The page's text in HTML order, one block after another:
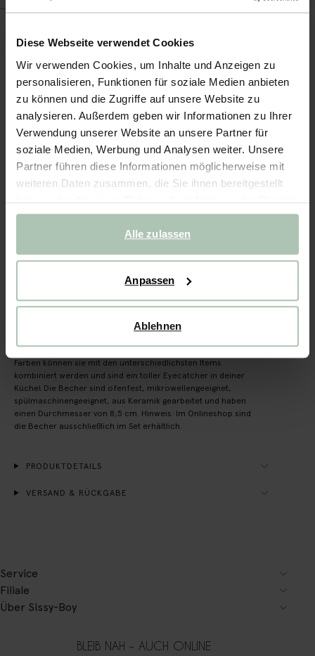
Diese Webseite verwendet Cookies
Wir verwenden Cookies, um Inhalte und Anzeigen zu
personalisieren, Funktionen für soziale Medien anbieten
zu können und die Zugriffe auf unsere Website zu
analysieren. Außerdem geben wir Informationen zu Ihrer
Verwendung unserer Website an unsere Partner für
soziale Medien, Werbung und Analysen weiter. Unsere
Partner führen diese Informationen möglicherweise mit
weiteren Daten zusammen, die Sie ihnen bereitgestellt
haben oder die sie im Rahmen Ihrer Nutzung der Dienste
gesammelt haben.
Alle zulassen
Anpassen
Ablehnen
71.94/ 6 Stk.
Ausgewählte Größe: Onesize
Lieferung in: 1–2 Arbeitstagen
REVIEWS (2)
Print der Marke Sissy-Boy. Die Becher werden in Portugal
entworfen, dass sie sich praktisch stapeln lassen. Dank der
Farben können sie mit den unterschiedlichsten Items
kombiniert werden und sind ein toller Eyecatcher in deiner
Küche! Die Becher sind ofenfest, mikrowellengeeignet,
spülmaschinengeeignet, aus Keramik gearbeitet und haben
einen Durchmesser von 8,5 cm. Hinweis: Im Onlineshop sind
die Becher ausschließlich im Set erhältlich.
PRODUKTDETAILS
VERSAND & RÜCKGABE
Service
Filiale
Über Sissy-Boy
BLEIB NAH – AUCH ONLINE